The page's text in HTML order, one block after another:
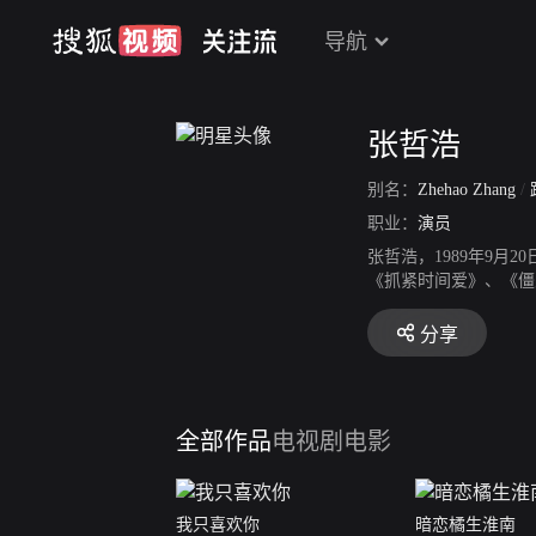
导航
张哲浩
别名： Zhehao Zhang /
职业： 演员
张哲浩，1989年9月
《抓紧时间爱》、《
圣”。2016年7月参与
滋、赵顺然主演的青
分享
全部作品电视剧 电影
我只喜欢你 暗恋橘生淮南